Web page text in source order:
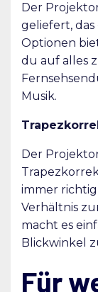
Der
geliefert,
Optionen
du auf alles
Musik.
Der
immer
Verhältnis
macht es
Blickwinkel
Für